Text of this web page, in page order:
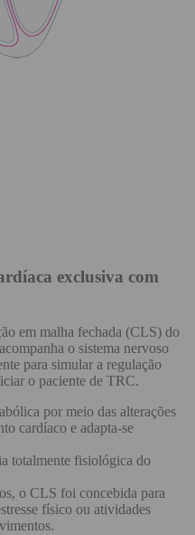
exclusiva com
em malha fechada (CLS) do
o sistema nervoso
para simular a regulação
o paciente de TRC.
por meio das alterações
cardíaco e adapta-se
totalmente fisiológica do
o CLS foi concebida para
físico ou atividades